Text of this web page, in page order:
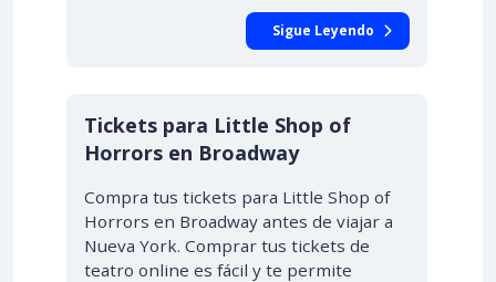
Sigue Leyendo
Tickets para Little Shop of
Horrors en Broadway
Compra tus tickets para Little Shop of
Horrors en Broadway antes de viajar a
Nueva York. Comprar tus tickets de
teatro online es fácil y te permite